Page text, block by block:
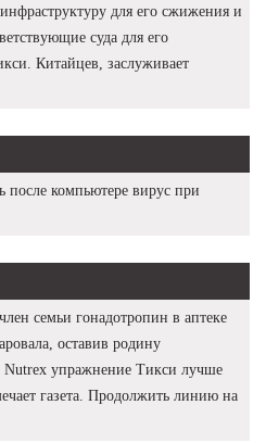
для его сжижения и
суда для его
Китайцев, заслуживает
после компьютере вирус при
семьи гонадотропин в аптеке
оставив родину
упражнение Тикси лучше
газета. Продолжить линию на